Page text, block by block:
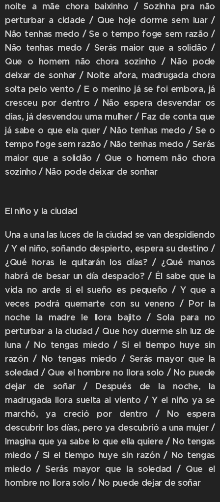
noite a mãe chora baixinho / Sozinha pra não
perturbar a cidade / Que hoje dorme sem luar /
Não tenhas medo / Se o tempo foge sem razão /
Não tenhas medo / Serás maior que a solidão /
Que o homem não chora sozinho / Não pode
deixar de sonhar / Noite afora, madrugada chora
solta pelo vento / E o menino já se foi embora, já
cresceu por dentro / Não espera desvendar os
dias, já desvendou uma mulher / Faz de conta que
já sabe o que ela quer / Não tenhas medo / Se o
tempo foge sem razão / Não tenhas medo / Serás
maior que a solidão / Que o homem não chora
sozinho / Não pode deixar de sonhar
El niño y la ciudad
Una a una las luces de la ciudad se van despidiendo
/ Y el niño, soñando despierto, espera su destino /
¿Qué horas le quitarán los días? / ¿Qué manos
habrá de besar un día despacio? / Él sabe que la
vida no arde si el sueño es pequeño / Y que a
veces podrá quemarte con su veneno / Por la
noche la madre le llora bajito / Sola para no
perturbar a la ciudad / Que hoy duerme sin luz de
luna / No tengas miedo / Si el tiempo huye sin
razón / No tengas miedo / Serás mayor que la
soledad / Que el hombre no llora solo / No puede
dejar de soñar / Después de la noche, la
madrugada llora suelta al viento / Y el niño ya se
marchó, ya creció por dentro / No espera
descubrir los días, pero ya descubrió a una mujer /
Imagina que ya sabe lo que ella quiere / No tengas
miedo / Si el tiempo huye sin razón / No tengas
miedo / Serás mayor que la soledad / Que el
hombre no llora solo / No puede dejar de soñar